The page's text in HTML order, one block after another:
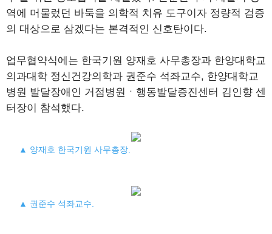
역에 머물렀던 바둑을 의학적 치유 도구이자 정량적 검증
의 대상으로 삼겠다는 본격적인 신호탄이다.
업무협약식에는 한국기원 양재호 사무총장과 한양대학교
의과대학 정신건강의학과 권준수 석좌교수, 한양대학교
병원 발달장애인 거점병원ㆍ행동발달증진센터 김인향 센
터장이 참석했다.
▲ 양재호 한국기원 사무총장.
▲ 권준수 석좌교수.